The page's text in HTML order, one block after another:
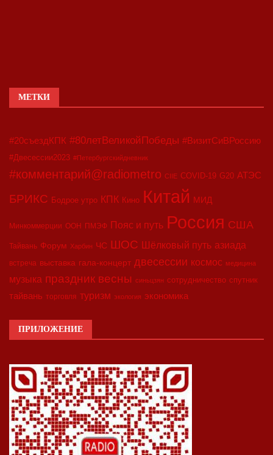
МЕТКИ
#20съездКПК #80летВеликойПобеды #ВизитСиВРоссию
#Двесессии2023 #Петербургскийдневник
#комментарий@radiometro CIIE COVID-19 G20 АТЭС
БРИКС Бодрое утро КПК Кино Китай МИД
Минкоммерции ООН ПМЭФ Пояс и путь Россия США
Тайвань Форум Харбин ЧС ШОС Шёлковый путь азиада
встреча выставка гала-концерт двесессии космос медицина
музыка праздник весны синьцзян сотрудничество спутник
тайвань торговля туризм экология экономика
ПРИЛОЖЕНИЕ